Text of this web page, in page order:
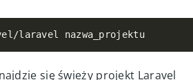
wersją PHP. W przykładzie